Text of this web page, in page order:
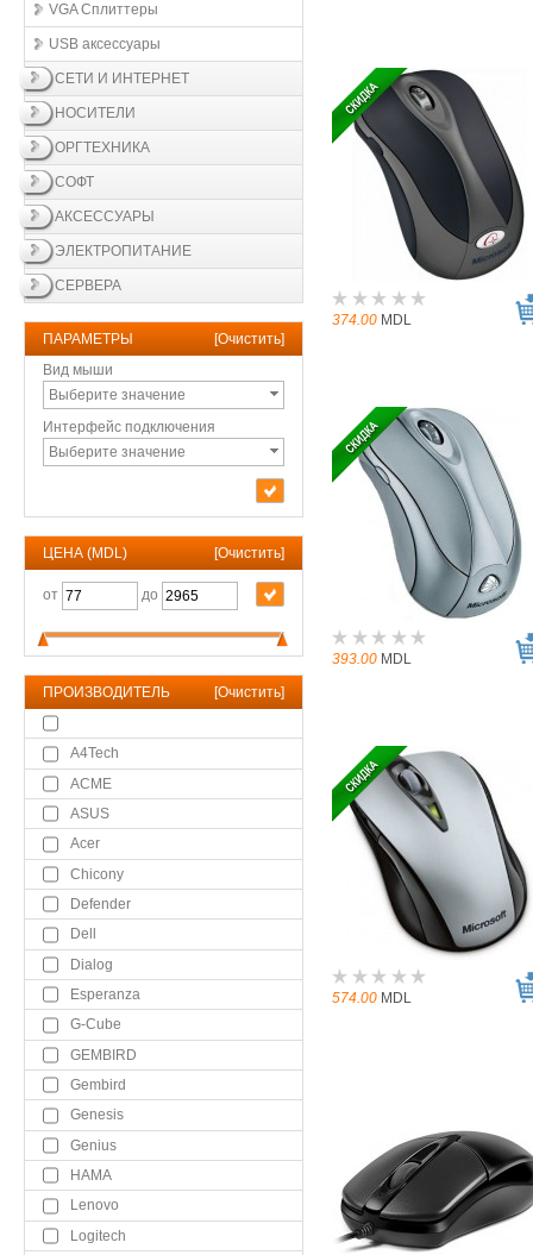
VGA Сплиттеры
USB аксессуары
СЕТИ И ИНТЕРНЕТ
НОСИТЕЛИ
ОРГТЕХНИКА
СОФТ
АКСЕССУАРЫ
ЭЛЕКТРОПИТАНИЕ
СЕРВЕРА
ПАРАМЕТРЫ [Очистить]
Вид мыши
Выберите значение
Интерфейс подключения
Выберите значение
ЦЕНА (MDL) [Очистить]
от до
ПРОИЗВОДИТЕЛЬ [Очистить]
A4Tech
ACME
ASUS
Acer
Chicony
Defender
Dell
Dialog
Esperanza
G-Cube
GEMBIRD
Gembird
Genesis
Genius
HAMA
Lenovo
Logitech
374.00 MDL
393.00 MDL
574.00 MDL